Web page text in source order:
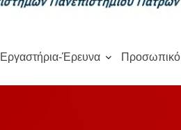
Εργαστήρια-Έρευνα Προσωπικό